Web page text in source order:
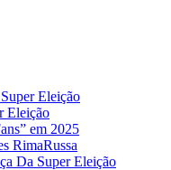
Eleição
Eleição
em 2025
RimaRussa
Da Super Eleição